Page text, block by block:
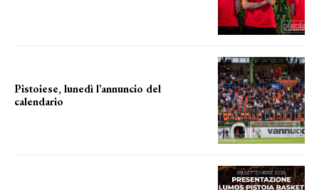
Pistoiese, lunedì l’annuncio del
calendario